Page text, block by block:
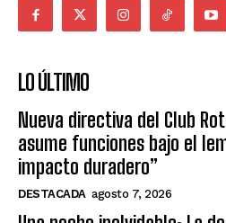
LO ÚLTIMO
Nueva directiva del Club
asume funciones bajo el
impacto duradero”
DESTACADA agosto 7, 2026